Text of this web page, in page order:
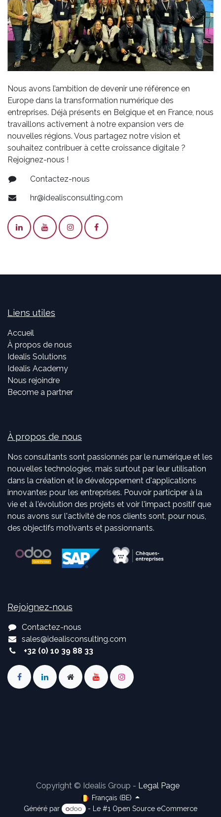
Nous avons l’ambition de devenir une référence en
Europe dans la transformation numérique des
entreprises. Déjà présents en Belgique et en France, nous
travaillons activement à notre expansion vers de
nouvelles régions. Vous partagez notre vision et
souhaitez contribuer à cette croissance digitale ?
Rejoignez-nous !
Contactez-nous
hr@idealisconsulting.com
Liens utiles
Accueil
À propos de nous
Idealis Solutions
Idealis Academy
Nous rejoindre
Become a partner
À propos de nous
Nos consultants sont passionnés par le numérique et les
nouvelles technologies, mais surtout par leur utilisation
dans la création et le développement d'applications
innovantes pour les entreprises. Pouvoir participer à la
vie et à l'évolution des projets et voir l'impact positif que
nous avons sur l'activité de nos clients sont, pour nous,
des objectifs motivants et passionnants.
Rejoignez-nous
Contactez-nous
sales@idealisconsulting.com
+32 (0) 10 39 88 33
Copyright © Idealis Group - Legal Page
Français (BE)
Généré par
- Le #1 Open Source eCommerce